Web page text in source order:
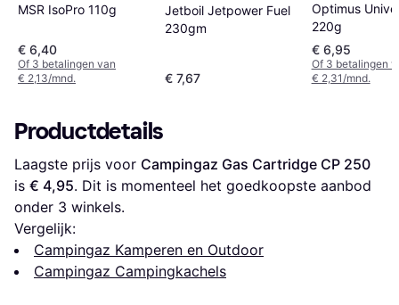
MSR IsoPro 110g
€ 6,40
Of 3 betalingen van
€ 2,13/mnd.
Jetboil Jetpower Fuel
230gm
€ 7,67
Optimus
220g
€ 6,95
Of 3 betalingen
€ 2,31/mnd.
Productdetails
Laagste prijs voor Campingaz Gas Cartridge CP 250
is € 4,95. Dit is momenteel het goedkoopste aanbod
onder 3 winkels.
Vergelijk:
Campingaz Kamperen en Outdoor
Campingaz Campingkachels